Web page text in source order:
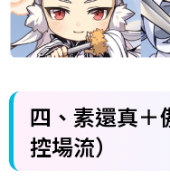
四、素還真＋
控場流）